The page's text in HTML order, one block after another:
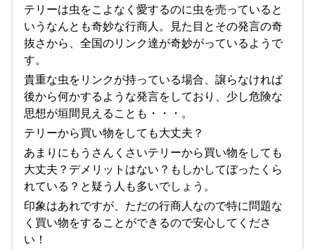
テリーは虫をこよなく愛するのに虫を売っていると
いうなんとも奇妙な行商人。見た目とその発言の奇
抜さから、全国のリンク達が奇妙がっているようで
す。
貴重な虫をリンクが持っている場合、譲らなければ
後から何かするような発言をしており、少し危険な
思想が垣間見えることも・・・。
テリーから買い物をしても大丈夫？
あまりにもうさんくさいテリーから買い物をしても
大丈夫？デメリットはない？もしかしてぼったくら
れている？と疑う人も多いでしょう。
印象はあれですが、ただの行商人なので特に問題な
く買い物をすることができるので安心してくださ
い！